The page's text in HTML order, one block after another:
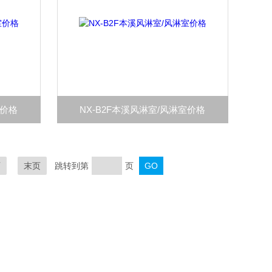
格 NX-B2F本溪风淋室/风淋室价格
末页 跳转到第 页